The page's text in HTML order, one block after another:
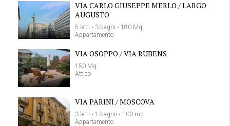
VIA CARLO GIUSEPPE MERLO / LARGO
AUGUSTO
5 letti • 3 bagni • 180 Mq
Appartamento
VIA OSOPPO / VIA RUBENS
150 Mq
Attico
VIA PARINI / MOSCOVA
3 letti • 1 bagno • 100 mq
Appartamento